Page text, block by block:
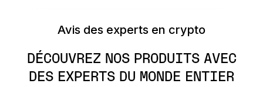
Ledger Stax
Avis des experts en crypto
DÉCOUVREZ NOS PRODUITS AVEC
DES EXPERTS DU MONDE ENTIER